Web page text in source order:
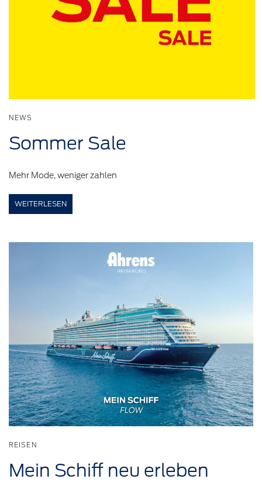
NEWS
Sommer Sale
Mehr Mode, weniger zahlen
WEITERLESEN
REISEN
Mein Schiff neu erleben